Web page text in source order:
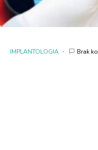
IMPLANTOLOGIA Brak